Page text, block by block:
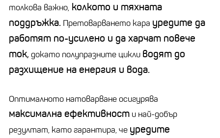
толкова важно, колкото и тяхната
поддръжка. Претоварването кара уредите да
работят по-усилено и да харчат повече
ток, докато полупразните цикли водят до
разхищение на енергия и вода.
Оптималното натоварване осигурява
максимална ефективност и най-добър
резултат, като гарантира, че уредите